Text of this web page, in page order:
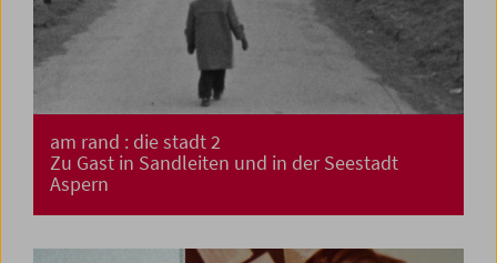
am rand : die stadt 2
Zu Gast in Sandleiten und in der Seestadt
Aspern